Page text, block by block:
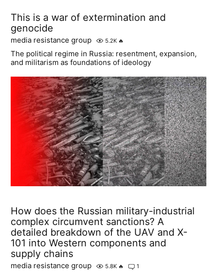
This is a war of extermination and
genocide
media resistance group 5.2K 🔥
The political regime in Russia: resentment, expansion,
and militarism as foundations of ideology
How does the Russian military-industrial
complex circumvent sanctions? A
detailed breakdown of the UAV and X-
101 into Western components and
supply chains
media resistance group 5.8K 🔥 1